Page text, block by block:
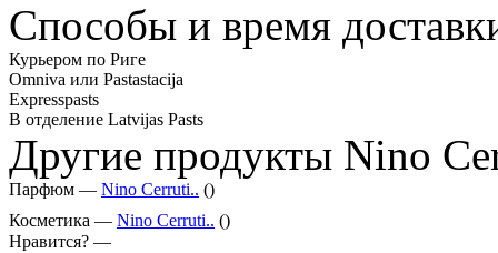
Способы и время
Курьером по Риге
Omniva или Pastastacija
Expresspasts
В отделение Latvijas Pasts
Другие продукты Nino
Парфюм — Nino Cerruti.. ()
Косметика — Nino Cerruti.. ()
Нравится? —